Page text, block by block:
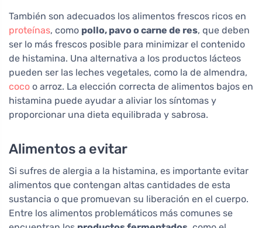
También son adecuados los alimentos frescos ricos en
proteínas, como pollo, pavo o carne de res, que deben
ser lo más frescos posible para minimizar el contenido
de histamina. Una alternativa a los productos lácteos
pueden ser las leches vegetales, como la de almendra,
coco o arroz. La elección correcta de alimentos bajos en
histamina puede ayudar a aliviar los síntomas y
proporcionar una dieta equilibrada y sabrosa.
Alimentos a evitar
Si sufres de alergia a la histamina, es importante evitar
alimentos que contengan altas cantidades de esta
sustancia o que promuevan su liberación en el cuerpo.
Entre los alimentos problemáticos más comunes se